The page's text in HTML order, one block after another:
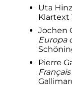
Uta
Klartext
Jochen
Europa
Pierre